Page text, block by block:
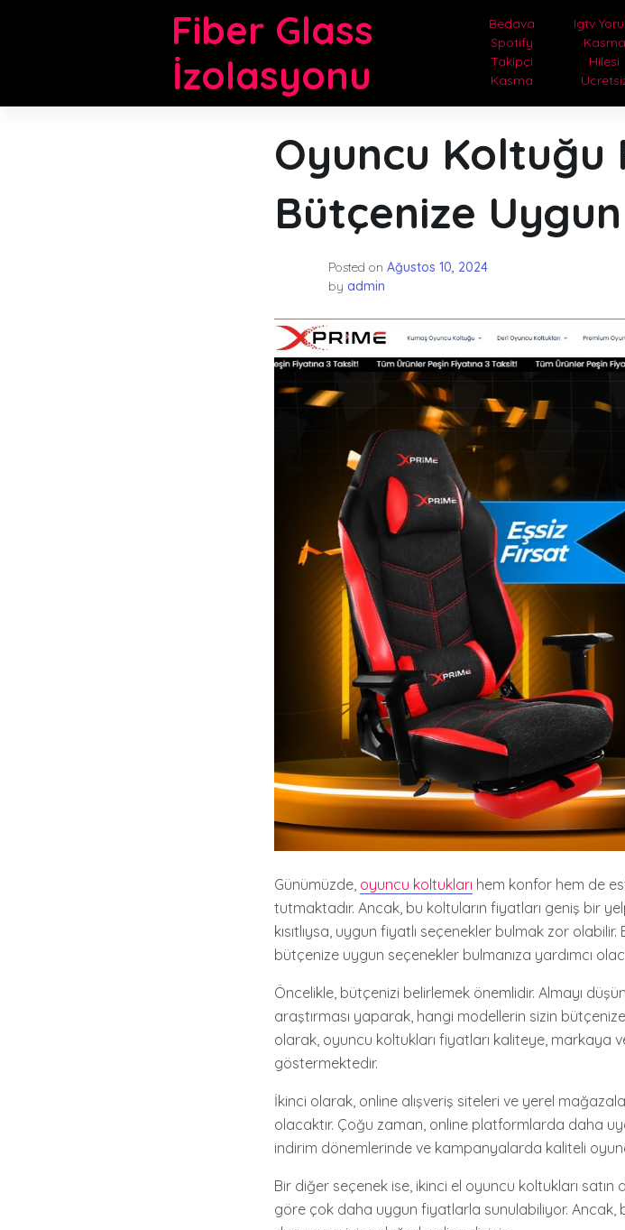
Fiber Glass
İzolasyonu
Bedava
Spotify
Takipçi
Kasma
Igtv
Kasma
Hilesi
Oyuncu Koltuğu
Bütçenize
Posted on Ağustos 10, 2024
by admin
Günümüzde, oyuncu koltukları hem konfor hem de
tutmaktadır. Ancak, bu koltuların fiyatları geniş bir
kısıtlıysa, uygun fiyatlı seçenekler bulmak zor
bütçenize uygun seçenekler bulmanıza yardımcı
Öncelikle, bütçenizi belirlemek önemlidir. Almayı
araştırması yaparak, hangi modellerin sizin
olarak, oyuncu koltukları fiyatları kaliteye, markaya
göstermektedir.
İkinci olarak, online alışveriş siteleri ve yerel
olacaktır. Çoğu zaman, online platformlarda daha
indirim dönemlerinde ve kampanyalarda kaliteli
Bir diğer seçenek ise, ikinci el oyuncu koltukları satın
göre çok daha uygun fiyatlarla sunulabiliyor. Ancak,